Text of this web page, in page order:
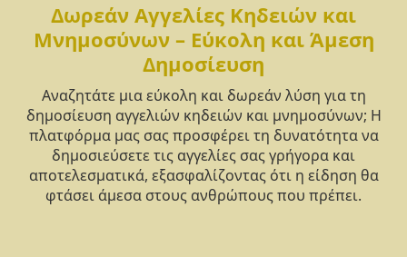
Δωρεάν Αγγελίες Κηδειών και
Μνημοσύνων – Εύκολη και Άμεση
Δημοσίευση
Αναζητάτε μια εύκολη και δωρεάν λύση για τη
δημοσίευση αγγελιών κηδειών και μνημοσύνων; Η
πλατφόρμα μας σας προσφέρει τη δυνατότητα να
δημοσιεύσετε τις αγγελίες σας γρήγορα και
αποτελεσματικά, εξασφαλίζοντας ότι η είδηση θα
φτάσει άμεσα στους ανθρώπους που πρέπει.